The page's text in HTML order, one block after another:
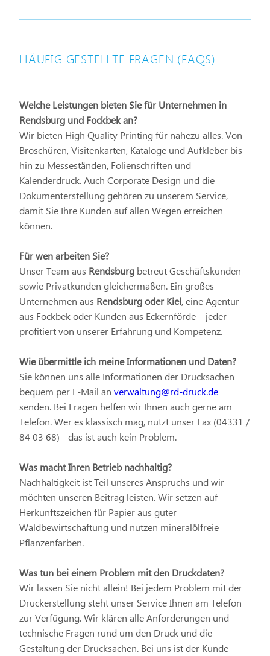
HÄUFIG GESTELLTE FRAGEN (FAQS)
Welche Leistungen bieten Sie für Unternehmen in
Rendsburg und Fockbek an?
Wir bieten High Quality Printing für nahezu alles. Von
Broschüren, Visitenkarten, Kataloge und Aufkleber bis
hin zu Messeständen, Folienschriften und
Kalenderdruck. Auch Corporate Design und die
Dokumenterstellung gehören zu unserem Service,
damit Sie Ihre Kunden auf allen Wegen erreichen
können.
Für wen arbeiten Sie?
Unser Team aus Rendsburg betreut Geschäftskunden
sowie Privatkunden gleichermaßen. Ein großes
Unternehmen aus Rendsburg oder Kiel, eine Agentur
aus Fockbek oder Kunden aus Eckernförde – jeder
profitiert von unserer Erfahrung und Kompetenz.
Wie übermittle ich meine Informationen und Daten?
Sie können uns alle Informationen der Drucksachen
bequem per E-Mail an verwaltung@rd-druck.de
senden. Bei Fragen helfen wir Ihnen auch gerne am
Telefon. Wer es klassisch mag, nutzt unser Fax (04331 /
84 03 68) - das ist auch kein Problem.
Was macht Ihren Betrieb nachhaltig?
Nachhaltigkeit ist Teil unseres Anspruchs und wir
möchten unseren Beitrag leisten. Wir setzen auf
Herkunftszeichen für Papier aus guter
Waldbewirtschaftung und nutzen mineralölfreie
Pflanzenfarben.
Was tun bei einem Problem mit den Druckdaten?
Wir lassen Sie nicht allein! Bei jedem Problem mit der
Druckerstellung steht unser Service Ihnen am Telefon
zur Verfügung. Wir klären alle Anforderungen und
technische Fragen rund um den Druck und die
Gestaltung der Drucksachen. Bei uns ist der Kunde